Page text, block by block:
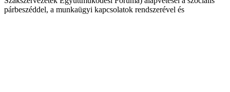
párbeszéddel, a munkaügyi kapcsolatok rendszerével és